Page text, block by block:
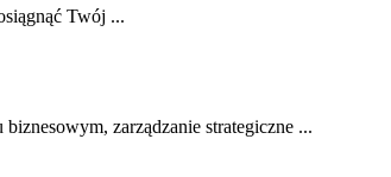
Twój ...
zarządzanie ‌strategiczne ...